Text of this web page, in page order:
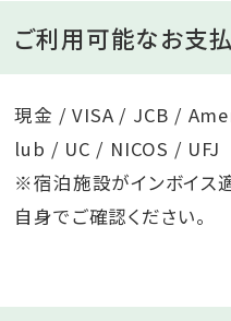
ご利用可能なお支
現金 / VISA / JCB /
lub / UC / NICOS / UFJ
※宿泊施設がインボイス
自身でご確認ください。